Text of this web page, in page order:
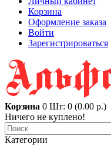
Корзина
Оформление заказа
Войти
Зарегистрироваться
Корзина 0 Шт: 0 (0.00 р.)
Ничего не куплено!
Категории